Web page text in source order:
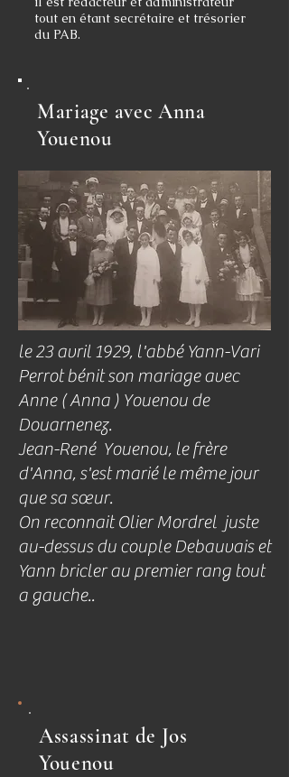
tout en étant secrétaire et trésorier
du PAB.
Mariage avec Anna
Youenou
le 23 avril 1929, l'abbé Yann-Vari
Perrot bénit son mariage avec
Anne ( Anna ) Youenou de
Douarnenez.
Jean-René Youenou, le frère
d'Anna, s'est marié le même jour
que sa sœur.
On reconnait Olier Mordrel juste
au-dessus du couple Debauvais et
Yann bricler au premier rang tout
a gauche..​
Assassinat de Jos
Youenou